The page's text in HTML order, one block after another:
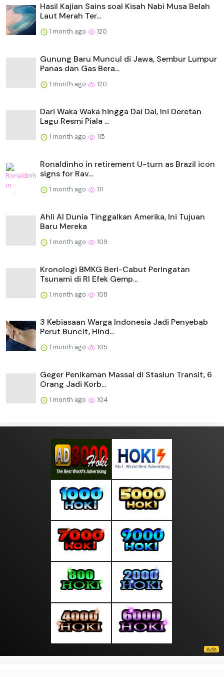
Hasil Kajian Sains soal Kisah Nabi Musa Belah
Laut Merah Ter...
1 month ago 120
Gunung Baru Muncul di Jawa, Sembur Lumpur
Panas dan Gas Bera...
1 month ago 120
Dari Waka Waka hingga Dai Dai, Ini Deretan
Lagu Resmi Piala ...
1 month ago 115
Ronaldinho in retirement U-turn as Brazil icon
signs for Rav...
1 month ago 111
Ahli AI Dunia Tinggalkan Amerika, Ini Tujuan
Baru Mereka
1 month ago 109
Kronologi BMKG Beri-Cabut Peringatan
Tsunami di RI Efek Gemp...
1 month ago 108
3 Kebiasaan Warga Indonesia Jadi Penyebab
Perut Buncit, Hind...
1 month ago 105
Geger Penikaman Massal di Stasiun Transit, 6
Orang Jadi Korb...
1 month ago 104